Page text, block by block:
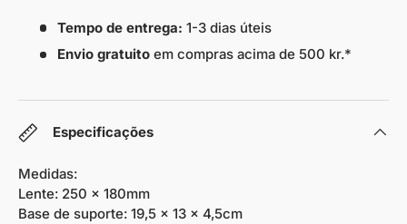
Tempo de entrega: 1-3 dias úteis
Envio gratuitoem compras acima de 500 kr.*
Especificações
Medidas:
Lente: 250 x 180mm
Base de suporte: 19,5 x 13 x 4,5cm